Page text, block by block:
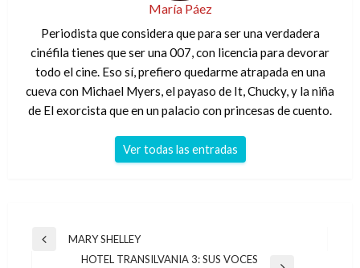
María Páez
Periodista que considera que para ser una verdadera
cinéfila tienes que ser una 007, con licencia para devorar
todo el cine. Eso sí, prefiero quedarme atrapada en una
cueva con Michael Myers, el payaso de It, Chucky, y la niña
de El exorcista que en un palacio con princesas de cuento.
Ver todas las entradas
Navegación
Entrada
MARY SHELLEY
HOTEL TRANSILVANIA 3: SUS VOCES